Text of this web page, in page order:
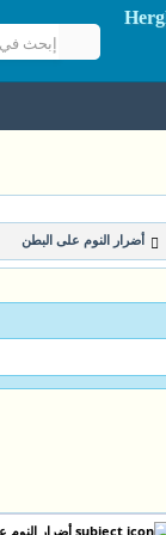
أضرار النوم على البطن
أضرار النوم